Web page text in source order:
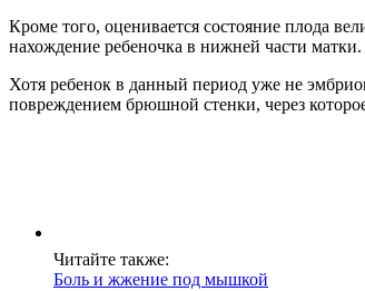
Кроме того, оценивается состояние плода
нахождение ребеночка в нижней части матки.
Хотя ребенок в данный период уже не
повреждением брюшной стенки, через
Читайте также:
Боль и жжение под мышкой